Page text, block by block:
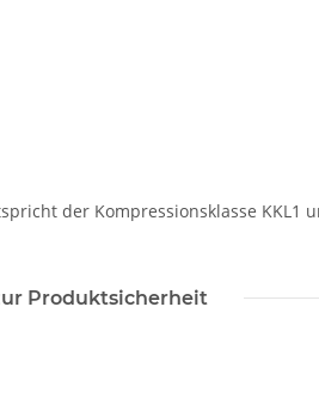
der Kompressionsklasse KKL1
Produktsicherheit